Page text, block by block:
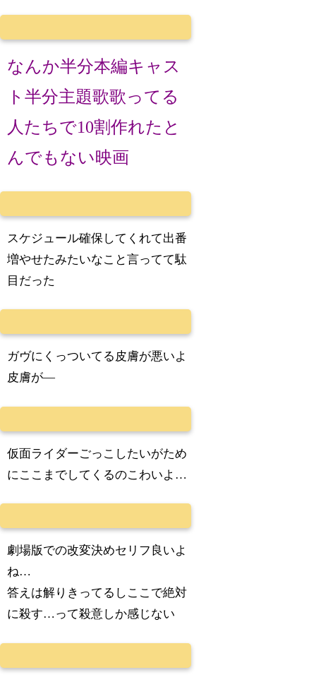
なんか半分本編キャス
ト半分主題歌歌ってる
人たちで10割作れたと
んでもない映画
スケジュール確保してくれて出番
増やせたみたいなこと言ってて駄
目だった
ガヴにくっついてる皮膚が悪いよ
皮膚が―
仮面ライダーごっこしたいがため
にここまでしてくるのこわいよ…
劇場版での改変決めセリフ良いよ
ね…
答えは解りきってるしここで絶対
に殺す…って殺意しか感じない